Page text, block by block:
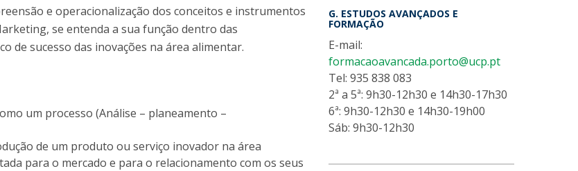
e operacionalização dos conceitos e instrumentos
se entenda a sua função dentro das
de sucesso das inovações na área alimentar.
um processo (Análise – planeamento –
de um produto ou serviço inovador na área
para o mercado e para o relacionamento com os seus
G. ESTUDOS AVANÇADOS E
FORMAÇÃO
E-mail:
formacaoavancada.porto@ucp.pt
Tel: 935 838 083
2ª a 5ª: 9h30-12h30 e 14h30-17h30
6ª: 9h30-12h30 e 14h30-19h00
Sáb: 9h30-12h30